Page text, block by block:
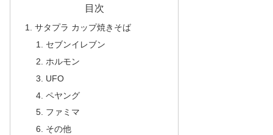
目次
サタプラ カップ焼きそば
セブンイレブン
ホルモン
UFO
ペヤング
ファミマ
その他